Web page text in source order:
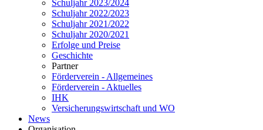
Schuljahr 2023/2024
Schuljahr 2022/2023
Schuljahr 2021/2022
Schuljahr 2020/2021
Erfolge und Preise
Geschichte
Partner
Förderverein - Allgemeines
Förderverein - Aktuelles
IHK
Versicherungswirtschaft und WO
News